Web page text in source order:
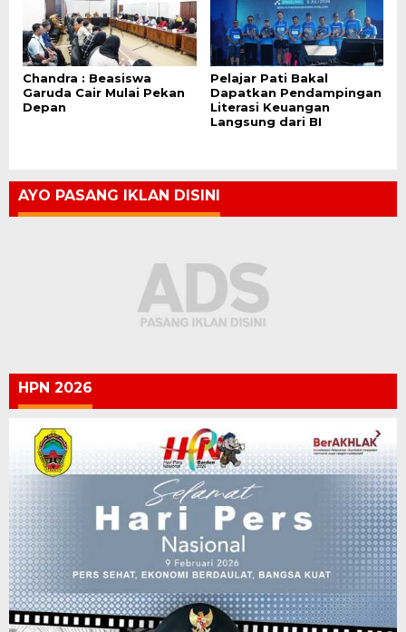
Chandra : Beasiswa
Garuda Cair Mulai Pekan
Depan
Pelajar Pati Bakal
Dapatkan Pendampingan
Literasi Keuangan
Langsung dari BI
AYO PASANG IKLAN DISINI
HPN 2026